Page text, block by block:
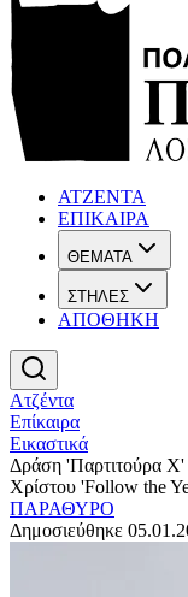
ΑΤΖΕΝΤΑ
ΕΠΙΚΑΙΡΑ
ΘΕΜΑΤΑ
ΣΤΗΛΕΣ
ΑΠΟΘΗΚΗ
Ατζέντα
Επίκαιρα
Εικαστικά
Δράση 'Παρτιτούρα Χ'
Χρίστου 'Follow the
ΠΑΡΑΘΥΡΟ
Δημοσιεύθηκε